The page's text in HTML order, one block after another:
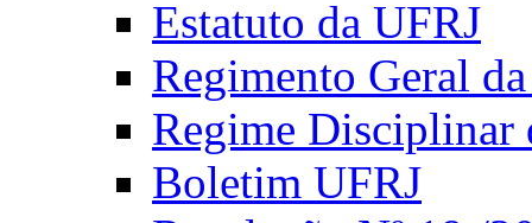
Estatuto da UFRJ
Regimento Geral
Regime Disciplinar
Boletim UFRJ